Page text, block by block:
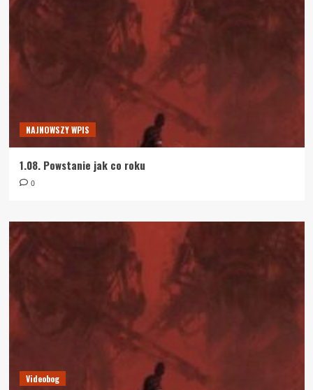
NAJNOWSZY WPIS
1.08. Powstanie jak co roku
0
Videobog